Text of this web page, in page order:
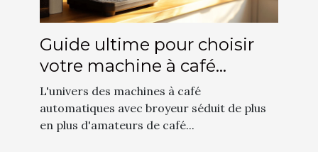
Guide ultime pour choisir
votre machine à café
automatique avec broyeur
L'univers des machines à café
automatiques avec broyeur séduit de plus
en plus d'amateurs de café...